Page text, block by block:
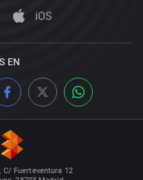
iOS
EN
C/ Fuerteventura 12